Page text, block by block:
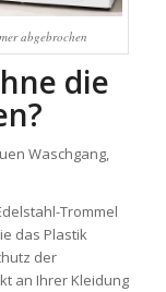
abgebrochen
die
Waschgang,
Trommel
das Plastik
der
an Ihrer Kleidung